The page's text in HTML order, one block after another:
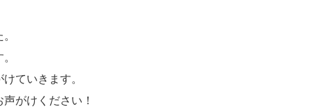
ていきます。
がけください！